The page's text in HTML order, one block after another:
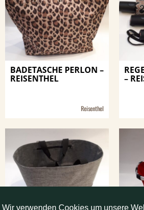
BADETASCHE PERLON –
REISENTHEL
Reisenthel
–
Wir verwenden Cookies um unsere